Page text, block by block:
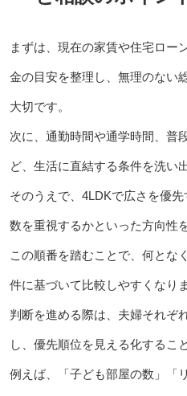
まずは、現在の家賃や住宅ロー
金の目安を整理し、無理のない
大切です。
次に、通勤時間や通学時間、普
ど、生活に直結する条件を洗い
そのうえで、4LDKで広さを優
数を重視するかといった方向性
この順番を踏むことで、何とな
件に基づいて比較しやすくなりま
判断を進める際は、夫婦それぞ
し、優先順位を見える化するこ
例えば、「子ども部屋の数」「